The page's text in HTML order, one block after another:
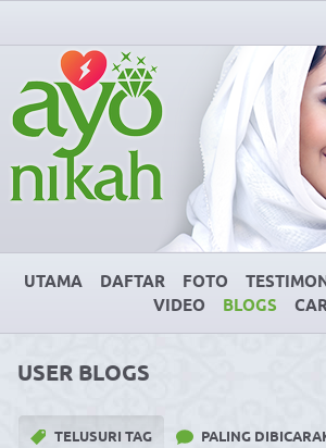
UTAMA DAFTAR FOTO
VIDEO
BLOGS
USER BLOGS
TELUSURI TAG PALING